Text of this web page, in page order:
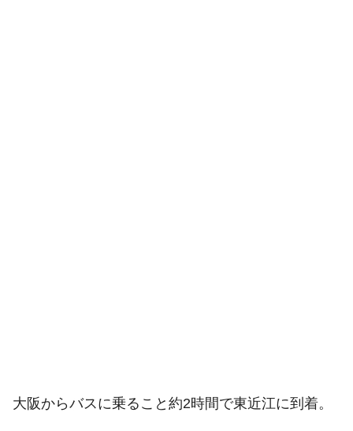
大阪からバスに乗ること約2時間で東近江に到着。